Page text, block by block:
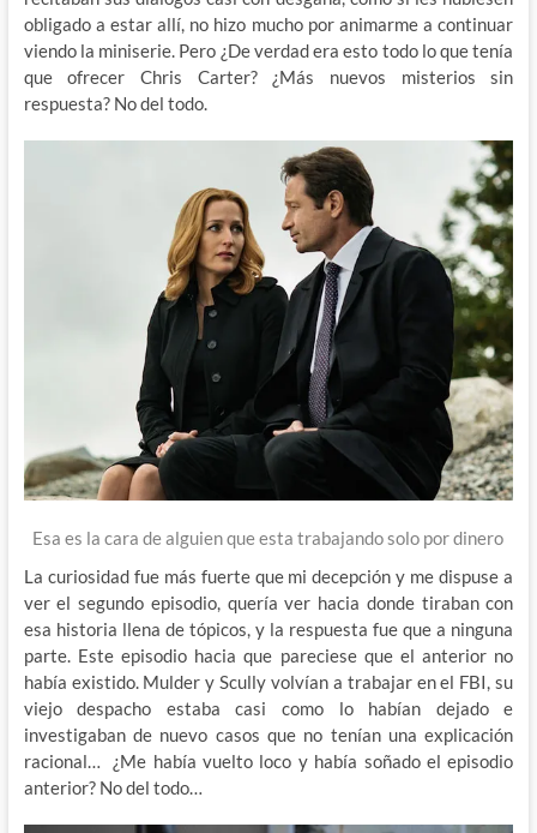
obligado a estar allí, no hizo mucho por animarme a continuar
viendo la miniserie. Pero ¿De verdad era esto todo lo que tenía
que ofrecer Chris Carter? ¿Más nuevos misterios sin
respuesta? No del todo.
Esa es la cara de alguien que esta trabajando solo por dinero
La curiosidad fue más fuerte que mi decepción y me dispuse a
ver el segundo episodio, quería ver hacia donde tiraban con
esa historia llena de tópicos, y la respuesta fue que a ninguna
parte. Este episodio hacia que pareciese que el anterior no
había existido. Mulder y Scully volvían a trabajar en el FBI, su
viejo despacho estaba casi como lo habían dejado e
investigaban de nuevo casos que no tenían una explicación
racional… ¿Me había vuelto loco y había soñado el episodio
anterior? No del todo…